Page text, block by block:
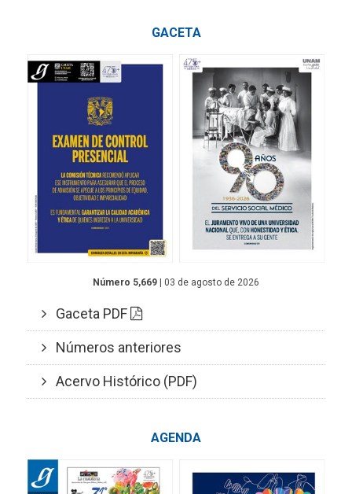
GACETA
Número 5,669 | 03 de agosto de 2026
Gaceta PDF
Números anteriores
Acervo Histórico (PDF)
AGENDA